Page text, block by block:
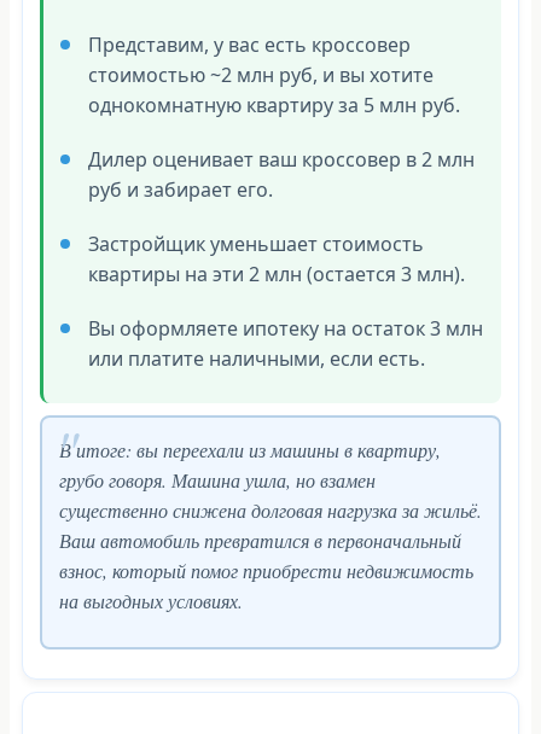
Представим, у вас есть кроссовер
стоимостью ~2 млн руб, и вы хотите
однокомнатную квартиру за 5 млн руб.
Дилер оценивает ваш кроссовер в 2 млн
руб и забирает его.
Застройщик уменьшает стоимость
квартиры на эти 2 млн (остается 3 млн).
Вы оформляете ипотеку на остаток 3 млн
или платите наличными, если есть.
В итоге: вы переехали из машины в квартиру,
грубо говоря. Машина ушла, но взамен
существенно снижена долговая нагрузка за жильё.
Ваш автомобиль превратился в первоначальный
взнос, который помог приобрести недвижимость
на выгодных условиях.